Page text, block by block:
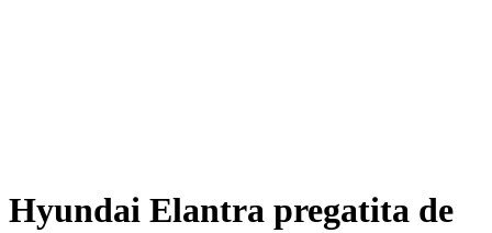
Hyundai Elantra pregatita de